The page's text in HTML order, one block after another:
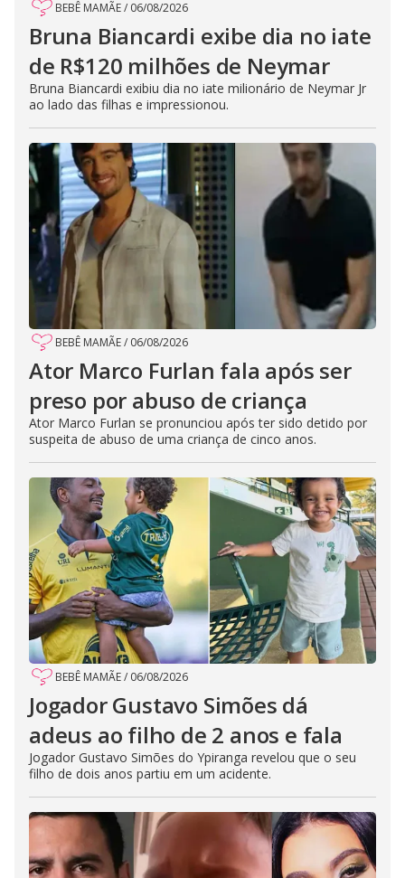
BEBÊ MAMÃE/ 06/08/2026
Bruna Biancardi exibe dia no iate
de R$120 milhões de Neymar
Bruna Biancardi exibiu dia no iate milionário de Neymar Jr
ao lado das filhas e impressionou.
BEBÊ MAMÃE/ 06/08/2026
Ator Marco Furlan fala após ser
preso por abuso de criança
Ator Marco Furlan se pronunciou após ter sido detido por
suspeita de abuso de uma criança de cinco anos.
BEBÊ MAMÃE/ 06/08/2026
Jogador Gustavo Simões dá
adeus ao filho de 2 anos e fala
Jogador Gustavo Simões do Ypiranga revelou que o seu
filho de dois anos partiu em um acidente.